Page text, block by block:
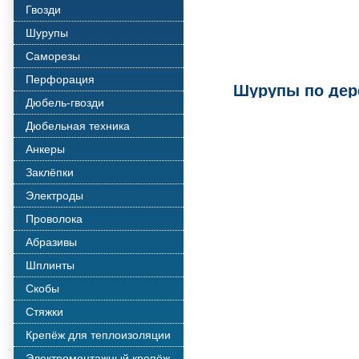
Гвозди
Шурупы
Саморезы
Перфорация
Дюбель-гвозди
Дюбельная техника
Анкеры
Заклёпки
Электроды
Проволока
Абразивы
Шплинты
Скобы
Стяжки
Крепёж для теплоизоляции
Шурупы по